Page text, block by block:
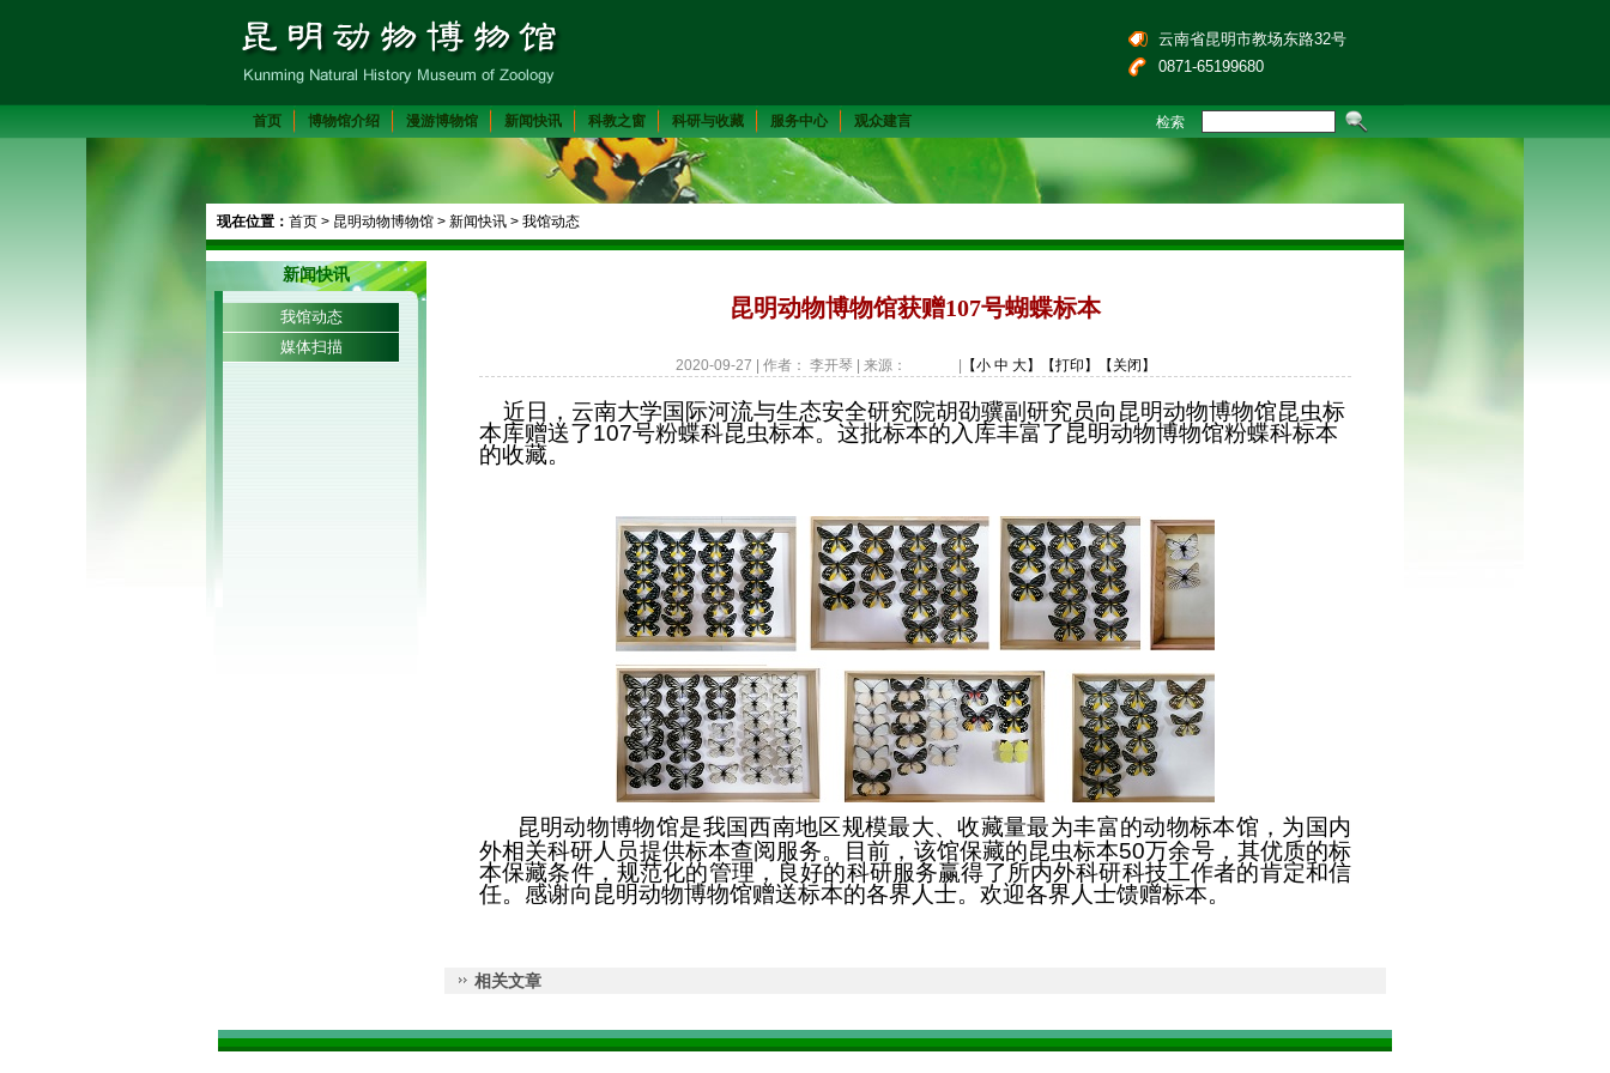
云南省昆明市教场东路32号
0871-65199680
首页 博物馆介绍 漫游博物馆 新闻快讯 科教之窗 科研与收藏 服务中心 观众建言 检索
现在位置： 首页 > 昆明动物博物馆 > 新闻快讯 > 我馆动态
新闻快讯
我馆动态
媒体扫描
昆明动物博物馆获赠107号蝴蝶标本
2020-09-27 | 作者： 李开琴 | 来源： 【小 中 大】 【打印】 【关闭】
近日，云南大学国际河流与生态安全研究院胡劭骥副研究员向昆明动物博物馆昆虫标
本库赠送了107号粉蝶科昆虫标本。这批标本的入库丰富了昆明动物博物馆粉蝶科标本
的收藏。
昆明动物博物馆是我国西南地区规模最大、收藏量最为丰富的动物标本馆，为国内
外相关科研人员提供标本查阅服务。目前，该馆保藏的昆虫标本50万余号，其优质的标
本保藏条件，规范化的管理，良好的科研服务赢得了所内外科研科技工作者的肯定和信
任。感谢向昆明动物博物馆赠送标本的各界人士。欢迎各界人士馈赠标本。
相关文章